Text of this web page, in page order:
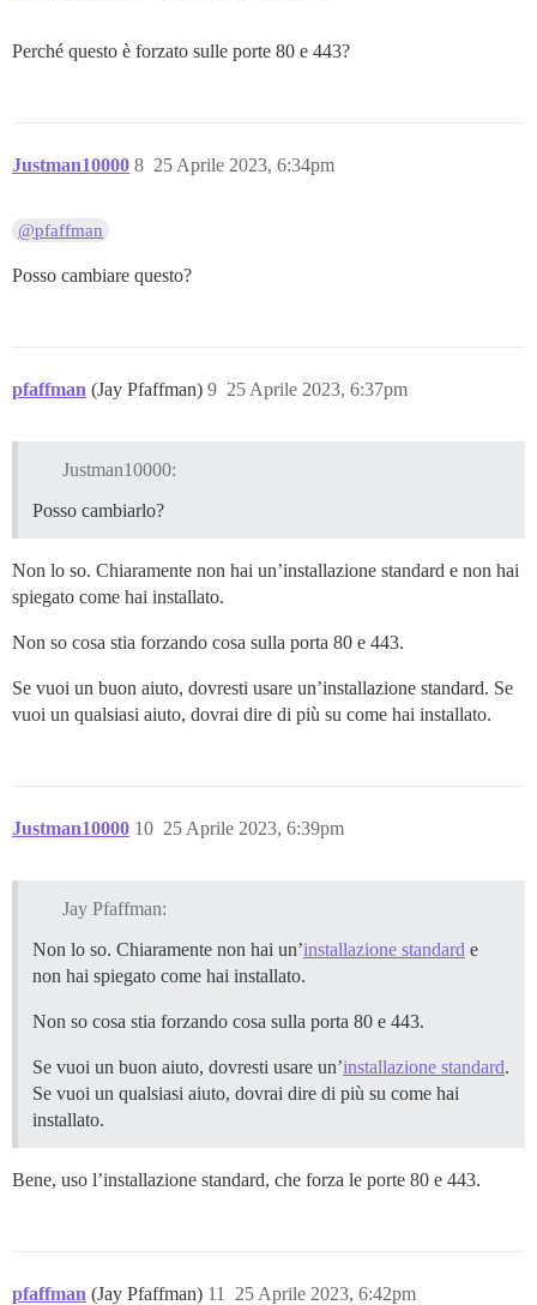
Perché questo è forzato sulle porte 80 e 443?
Justman10000 25 Aprile 2023, 6:34pm
8
@pfaffman
Posso cambiare questo?
pfaffman (Jay Pfaffman) 25 Aprile 2023, 6:37pm
9
Justman10000:
Posso cambiarlo?
Non lo so. Chiaramente non hai un’installazione standard e non hai
spiegato come hai installato.
Non so cosa stia forzando cosa sulla porta 80 e 443.
Se vuoi un buon aiuto, dovresti usare un’installazione standard. Se
vuoi un qualsiasi aiuto, dovrai dire di più su come hai installato.
Justman10000 25 Aprile 2023, 6:39pm
10
Jay Pfaffman:
Non lo so. Chiaramente non hai un’installazione standard e
non hai spiegato come hai installato.
Non so cosa stia forzando cosa sulla porta 80 e 443.
Se vuoi un buon aiuto, dovresti usare un’installazione standard.
Se vuoi un qualsiasi aiuto, dovrai dire di più su come hai
installato.
Bene, uso l’installazione standard, che forza le porte 80 e 443.
pfaffman (Jay Pfaffman) 25 Aprile 2023, 6:42pm
11